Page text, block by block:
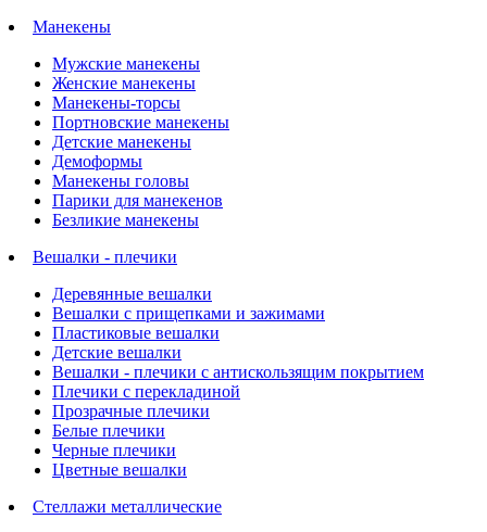
Манекены
Мужские манекены
Женские манекены
Манекены-торсы
Портновские манекены
Детские манекены
Демоформы
Манекены головы
Парики для манекенов
Безликие манекены
Вешалки - плечики
Деревянные вешалки
Вешалки с прищепками и зажимами
Пластиковые вешалки
Детские вешалки
Вешалки - плечики с антискользящим покрытием
Плечики с перекладиной
Прозрачные плечики
Белые плечики
Черные плечики
Цветные вешалки
Стеллажи металлические